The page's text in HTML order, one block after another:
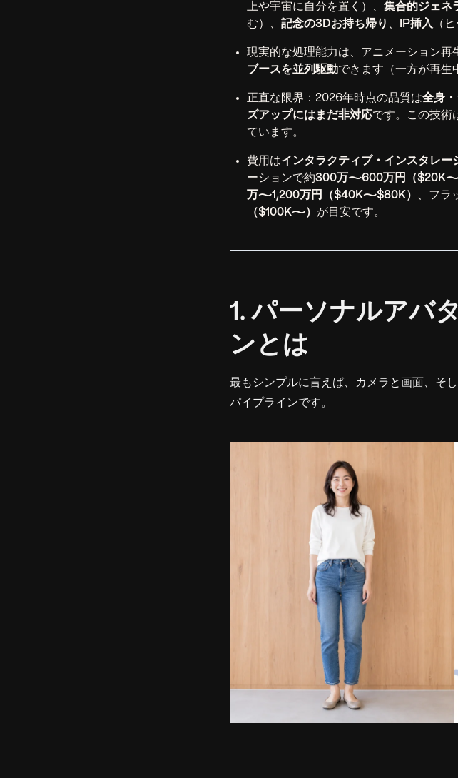
上や宇宙に自分を置く）、 集合的ジェネ
む）、 記念の3Dお持ち帰り IP挿入 （
現実的な処理能力は、アニメーション再
ブースを並列駆動できます（一方が再生
正直な限界：2026年時点の品質は全身
ズアップにはまだ非対応です。この技術
ています。
費用はインタラクティブ・インスタレー
ーションで約300万〜600万円（$20K〜
万〜1,200万円（$40K〜$80K）
、フ
（$100K〜） が目安です。
1. パーソナルアバ
ンとは
最もシンプルに言えば、カメラと画面、そ
パイプラインです。